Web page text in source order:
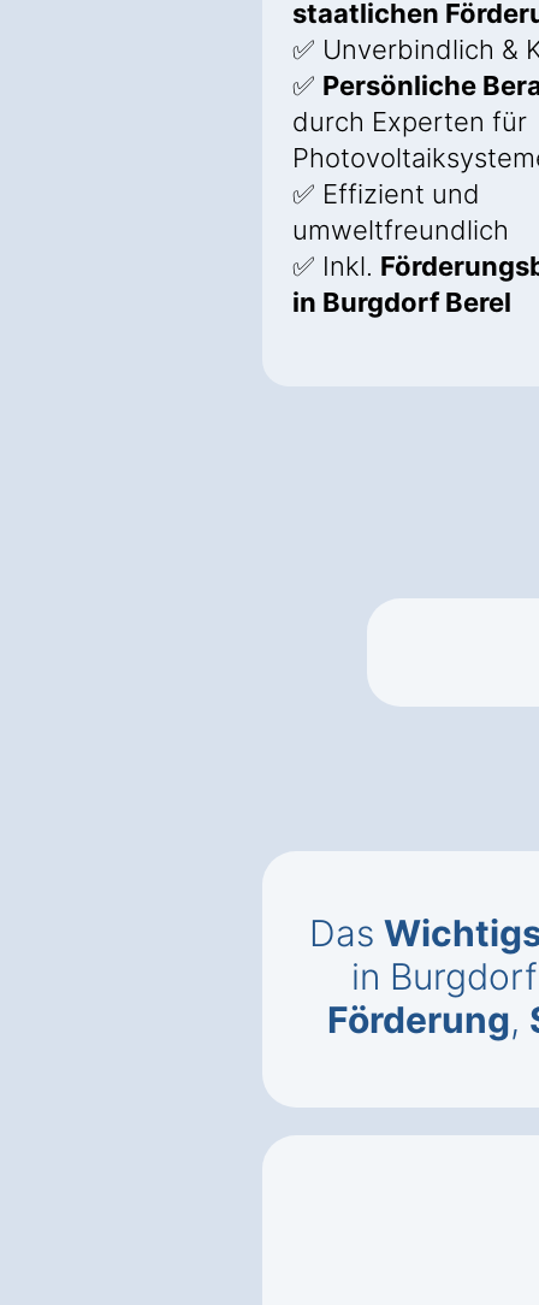
staatlichen
✅ Unverbindlich &
✅ Persönliche
durch Experten für
✅ Effizient und
umweltfreundlich
✅ Inkl.
in Burgdorf Berel
Das
in
Förderung,